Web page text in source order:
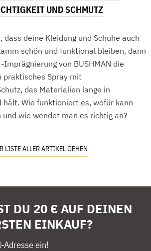
UND SCHMUTZ
dass deine Kleidung und Schuhe auch
schön und funktional bleiben, dann
-Imprägnierung von BUSHMAN die
praktisches Spray mit
das Materialien lange in
hält. Wie funktioniert es, wofür kann
und wie wendet man es richtig an?
LISTE ALLER ARTIKEL GEHEN
DU 20 € AUF DEINEN
EINKAUF?
Adresse ein!